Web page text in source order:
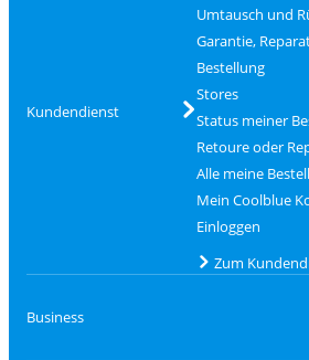
Kundendienst
Umtausch und
Garantie,
Bestellung
Stores
Status meiner
Retoure oder
Alle meine
Mein Coolblue
Einloggen
Zum
Business